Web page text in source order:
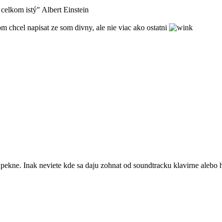
istý" Albert Einstein
napisat ze som divny, ale nie viac ako ostatni
Inak neviete kde sa daju zohnat od soundtracku klavirne alebo